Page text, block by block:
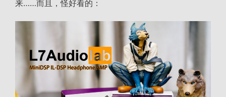
来……而且，怪好看的：